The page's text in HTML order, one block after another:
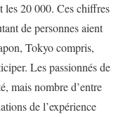
les 20 000. Ces chiffres
de personnes aient
Tokyo compris,
Les passionnés de
mais nombre d’entre
de l’expérience